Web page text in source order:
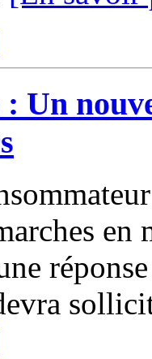
: Un
en